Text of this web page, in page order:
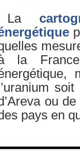
La
la France
ou
pays en